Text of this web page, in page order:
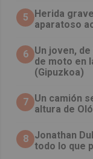
5
Herida
aparatoso
6 Un joven,
de moto en
(Gipuzkoa)
7 Un camión
altura de
8 Jonathan
todo lo que